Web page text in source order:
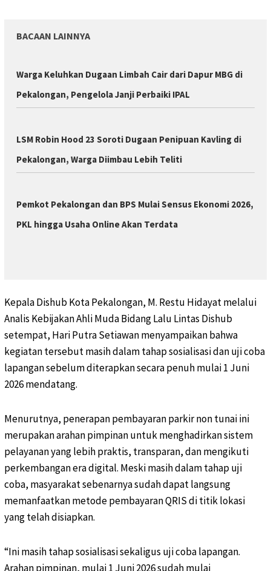
BACAAN LAINNYA
Warga Keluhkan Dugaan Limbah Cair dari Dapur MBG di
Pekalongan, Pengelola Janji Perbaiki IPAL
LSM Robin Hood 23 Soroti Dugaan Penipuan Kavling di
Pekalongan, Warga Diimbau Lebih Teliti
Pemkot Pekalongan dan BPS Mulai Sensus Ekonomi 2026,
PKL hingga Usaha Online Akan Terdata
Kepala Dishub Kota Pekalongan, M. Restu Hidayat melalui
Analis Kebijakan Ahli Muda Bidang Lalu Lintas Dishub
setempat, Hari Putra Setiawan menyampaikan bahwa
kegiatan tersebut masih dalam tahap sosialisasi dan uji coba
lapangan sebelum diterapkan secara penuh mulai 1 Juni
2026 mendatang.
Menurutnya, penerapan pembayaran parkir non tunai ini
merupakan arahan pimpinan untuk menghadirkan sistem
pelayanan yang lebih praktis, transparan, dan mengikuti
perkembangan era digital. Meski masih dalam tahap uji
coba, masyarakat sebenarnya sudah dapat langsung
memanfaatkan metode pembayaran QRIS di titik lokasi
yang telah disiapkan.
“Ini masih tahap sosialisasi sekaligus uji coba lapangan.
Arahan pimpinan, mulai 1 Juni 2026 sudah mulai